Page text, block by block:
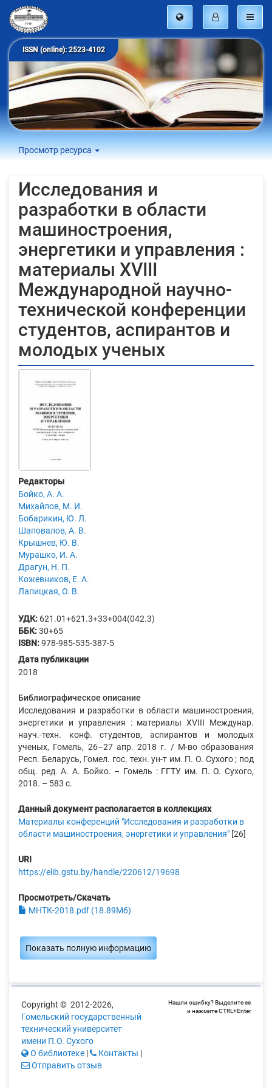
ISSN (online): 2523-4102
Просмотр ресурса
Исследования и
разработки в области
машиностроения,
энергетики и управления :
материалы XVIII
Международной научно-
технической конференции
студентов, аспирантов и
молодых ученых
Редакторы
Бойко, А. А.
Михайлов, М. И.
Бобарикин, Ю. Л.
Шаповалов, А. В.
Крышнев, Ю. В.
Мурашко, И. А.
Драгун, Н. П.
Кожевников, Е. А.
Лапицкая, О. В.
УДК: 621.01+621.3+33+004(042.3)
ББК:30+65
ISBN:978-985-535-387-5
Дата публикации
2018
Библиографическое описание
Исследования и разработки в области машиностроения,
энергетики и управления : материалы XVIII Междунар.
науч.-техн. конф. студентов, аспирантов и молодых
ученых, Гомель, 26–27 апр. 2018 г. / М-во образования
Респ. Беларусь, Гомел. гос. техн. ун-т им. П. О. Сухого ; под
общ. ред. А. А. Бойко. – Гомель : ГГТУ им. П. О. Сухого,
2018. – 583 с.
Данный документ располагается в коллекциях
Материалы конференций "Исследования и разработки в
области машиностроения, энергетики и управления" [26]
URI
https://elib.gstu.by/handle/220612/19698
Просмотреть/Скачать
МНТК-2018.pdf (18.89Мб)
Показать полную информацию
Copyright © 2012-2026,
Гомельский государственный
технический университет
имени П.О. Сухого
О библиотеке | Контакты |
Отправить отзыв
Нашли ошибку? Выделите ее
и нажмите CTRL+Enter